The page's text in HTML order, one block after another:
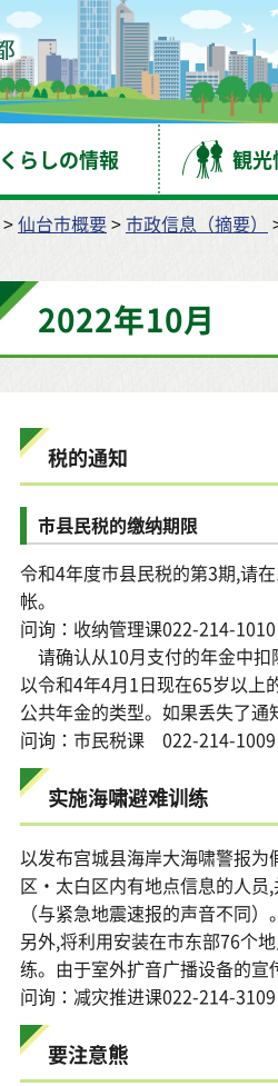
仙台市
くらしの情報 観光
>仙台市概要>市政信息（摘要）
2022年10月
税的通知
市县民税的缴纳期限
令和4年度市县民税的第3期,请
帐。
问询：收纳管理课022-214-1010
请确认从10月支付的年金中扣
以令和4年4月1日现在65岁以上
公共年金的类型。如果丢失了通
问询：市民税课 022-214-1009
实施海啸避难训练
以发布宫城县海岸大海啸警报
区・太白区内有地点信息的人
（与紧急地震速报的声音不同）。
另外,将利用安装在市东部76个
练。由于室外扩音广播设备的宣
问询：减灾推进课022-214-3109
要注意熊